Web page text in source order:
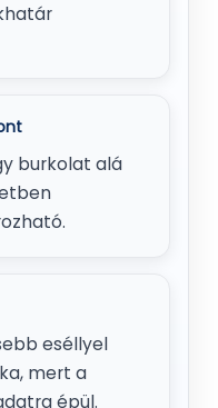
burkolat alá
eséllyel
mert a
épül.